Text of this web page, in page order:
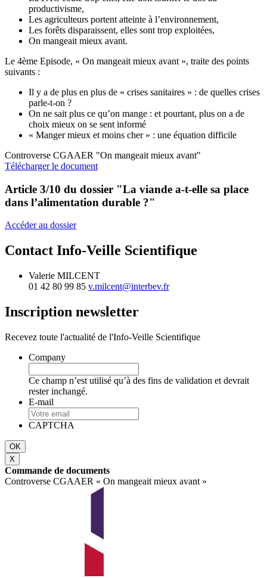
productivisme,
Les agriculteurs portent atteinte à l’environnement,
Les forêts disparaissent, elles sont trop exploitées,
On mangeait mieux avant.
Le 4ème Episode, « On mangeait mieux avant », traite des points
suivants :
Il y a de plus en plus de « crises sanitaires » : de quelles crises
parle-t-on ?
On ne sait plus ce qu’on mange : et pourtant, plus on a de
choix mieux on se sent informé
« Manger mieux et moins cher » : une équation difficile
Controverse CGAAER "On mangeait mieux avant"
Télécharger le document
Article 3/10 du dossier "La viande a-t-elle sa place
dans l’alimentation durable ?"
Accéder au dossier
Contact Info-Veille Scientifique
Valerie MILCENT
01 42 80 99 85 v.milcent@interbev.fr
Inscription newsletter
Recevez toute l'actualité de l'Info-Veille Scientifique
Company
Ce champ n’est utilisé qu’à des fins de validation et devrait
rester inchangé.
E-mail
CAPTCHA
X
Commande de documents
Controverse CGAAER « On mangeait mieux avant »